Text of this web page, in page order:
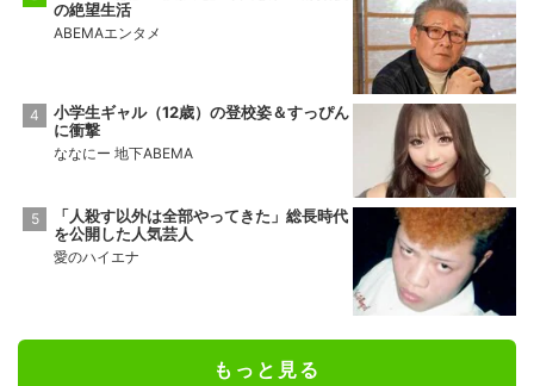
の絶望生活
ABEMAエンタメ
小学生ギャル（12歳）の登校姿＆すっぴん
に衝撃
ななにー 地下ABEMA
「人殺す以外は全部やってきた」総長時代
を公開した人気芸人
愛のハイエナ
もっと見る